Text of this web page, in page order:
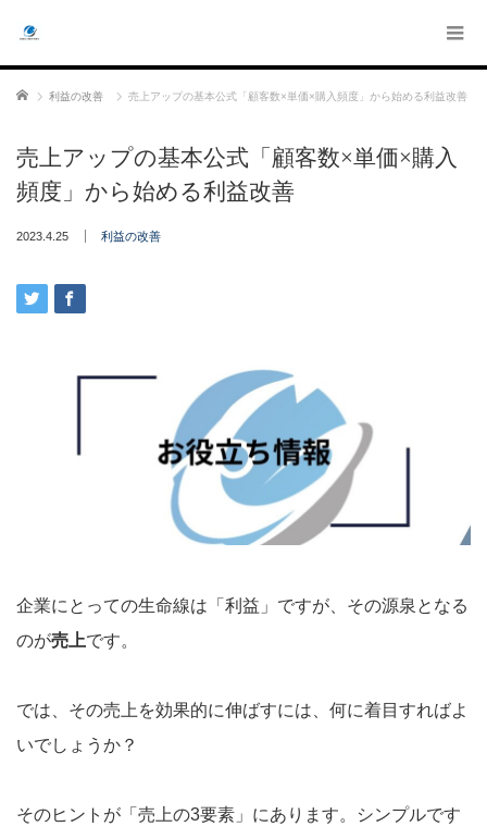
ホーム 利益の改善 売上アップの基本公式「顧客数×単価×購入頻度」から始める利益改善
売上アップの基本公式「顧客数×単価×購入
頻度」から始める利益改善
2023.4.25 利益の改善
企業にとっての生命線は「利益」ですが、その源泉となる
のが売上です。
では、その売上を効果的に伸ばすには、何に着目すればよ
いでしょうか？
そのヒントが「売上の3要素」にあります。シンプルです